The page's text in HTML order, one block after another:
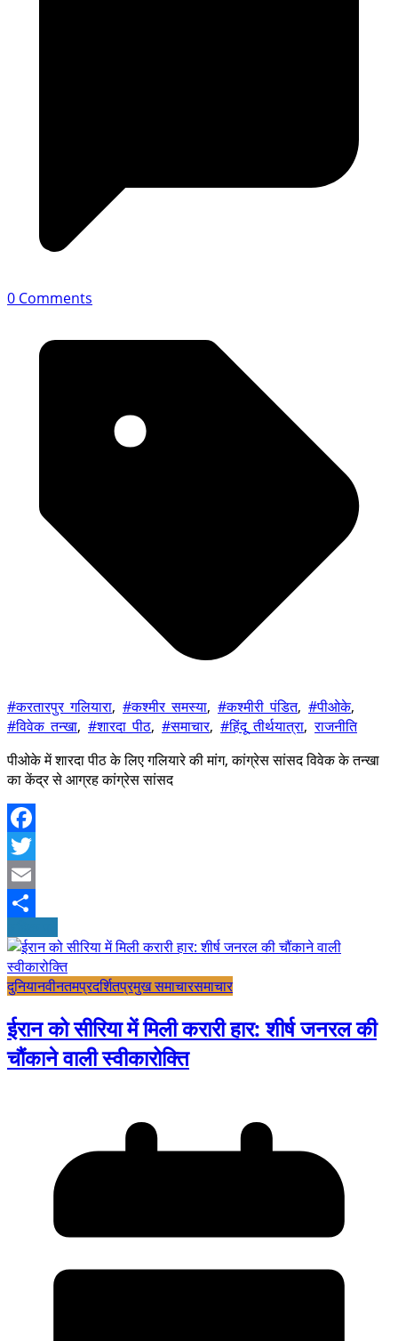
0 Comments
#करतारपुर_गलियारा, #कश्मीर_समस्या, #कश्मीरी_पंडित, #पीओके,
#विवेक_तन्खा, #शारदा_पीठ, #समाचार, #हिंदू_तीर्थयात्रा,राजनीति
पीओके में शारदा पीठ के लिए गलियारे की मांग, कांग्रेस सांसद विवेक के तन्खा
का केंद्र से आग्रह कांग्रेस सांसद
Facebook
Twitter
Email
दुनियानवीनतमप्रदर्शितप्रमुख समाचारसमाचार
ईरान को सीरिया में मिली करारी हार: शीर्ष जनरल की
चौंकाने वाली स्वीकारोक्ति